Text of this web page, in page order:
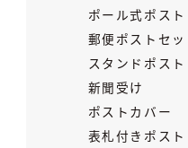
ポール式ポスト
郵便ポストセッ
スタンドポスト
新聞受け
ポストカバー
表札付きポスト